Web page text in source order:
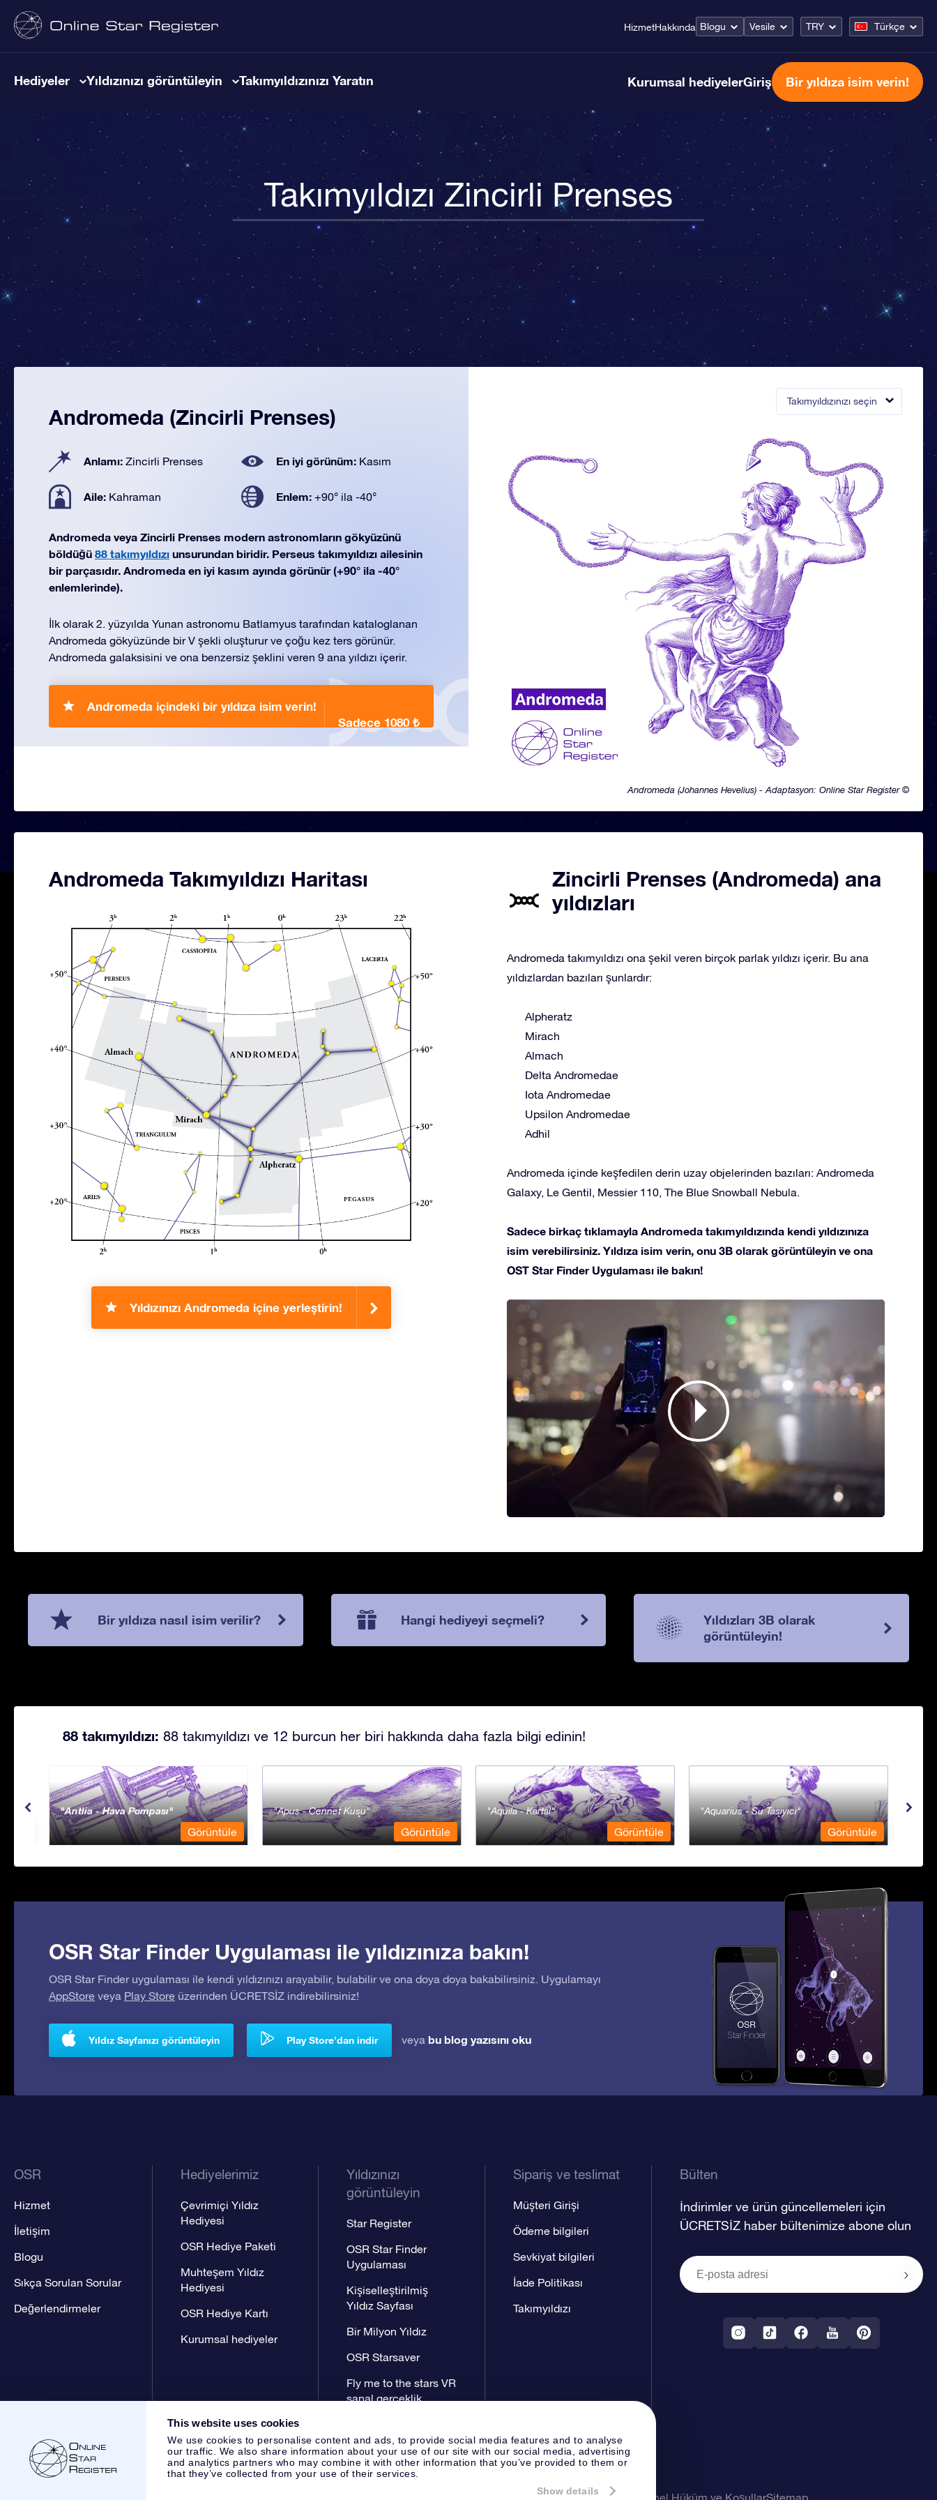
This website uses cookies
We use cookies to personalise content and ads, to provide social media features and to analyse
our traffic. We also share information about your use of our site with our social media, advertising
and analytics partners who may combine it with other information that you’ve provided to them or
that they’ve collected from your use of their services.
Show details
HizmetHakkında Blogu Vesile TRY Türkçe
Hediyeler Yıldızınızı görüntüleyin Takımyıldızınızı Yaratın Kurumsal hediyelerGiriş Bir yıldıza isim verin!
Takımyıldızı Zincirli Prenses
Takımyıldızınızı seçin
Andromeda (Johannes Hevelius) - Adaptasyon: Online Star Register ©
Andromeda (Zincirli Prenses)
Anlamı: Zincirli Prenses En iyi görünüm: Kasım
Aile: Kahraman Enlem: +90° ila -40°
Andromeda veya Zincirli Prenses modern astronomların gökyüzünü
böldüğü 88 takımyıldızı unsurundan biridir. Perseus takımyıldızı ailesinin
bir parçasıdır. Andromeda en iyi kasım ayında görünür (+90° ila -40°
enlemlerinde).
İlk olarak 2. yüzyılda Yunan astronomu Batlamyus tarafından kataloglanan
Andromeda gökyüzünde bir V şekli oluşturur ve çoğu kez ters görünür.
Andromeda galaksisini ve ona benzersiz şeklini veren 9 ana yıldızı içerir.
Andromeda içindeki bir yıldıza isim verin!
Sadece 1080 ₺
Andromeda Takımyıldızı Haritası
Yıldızınızı Andromeda içine yerleştirin!
Zincirli Prenses (Andromeda) ana
yıldızları
Andromeda takımyıldızı ona şekil veren birçok parlak yıldızı içerir. Bu ana
yıldızlardan bazıları şunlardır:
Alpheratz
Mirach
Almach
Delta Andromedae
Iota Andromedae
Upsilon Andromedae
Adhil
Andromeda içinde keşfedilen derin uzay objelerinden bazıları: Andromeda
Galaxy, Le Gentil, Messier 110, The Blue Snowball Nebula.
Sadece birkaç tıklamayla Andromeda takımyıldızında kendi yıldızınıza
isim verebilirsiniz. Yıldıza isim verin, onu 3B olarak görüntüleyin ve ona
OST Star Finder Uygulaması ile bakın!
Bir yıldıza nasıl isim verilir? Hangi hediyeyi seçmeli?
Yıldızları 3B olarak
görüntüleyin!
88 takımyıldızı: 88 takımyıldızı ve 12 burcun her biri hakkında daha fazla bilgi edinin!
Antlia - Hava Pompası
Görüntüle
Apus - Cennet Kuşu
Görüntüle
Aquila - Kartal
Görüntüle
Aquarius - Su Taşıyıcı
Görüntüle
OSR Star Finder Uygulaması ile yıldızınıza bakın!
OSR Star Finder uygulaması ile kendi yıldızınızı arayabilir, bulabilir ve ona doya doya bakabilirsiniz. Uygulamayı
AppStore veya Play Store üzerinden ÜCRETSİZ indirebilirsiniz!
Yıldız Sayfanızı görüntüleyin Play Store’dan indir veya bu blog yazısını oku
OSR
Hizmet
İletişim
Blogu
Sıkça Sorulan Sorular
Değerlendirmeler
Hediyelerimiz
Çevrimiçi Yıldız
Hediyesi
OSR Hediye Paketi
Muhteşem Yıldız
Hediyesi
OSR Hediye Kartı
Kurumsal hediyeler
Yıldızınızı
görüntüleyin
Star Register
OSR Star Finder
Uygulaması
Kişiselleştirilmiş
Yıldız Sayfası
Bir Milyon Yıldız
OSR Starsaver
Fly me to the stars VR
sanal gerçeklik
Sipariş ve teslimat
Müşteri Girişi
Ödeme bilgileri
Sevkiyat bilgileri
İade Politikası
Takımyıldızı
Bülten
İndirimler ve ürün güncellemeleri için
ÜCRETSİZ haber bültenimize abone olun
OSR Gizlilik Bildirimi Genel Hüküm ve KoşullarSitemap